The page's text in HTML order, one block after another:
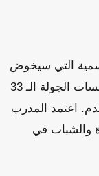
التي سيخوض
بها مواجهة تشيلسي، مساء اليوم، ضمن منافسات الجولة الـ 33
اعتمد المدرب
والشباب في